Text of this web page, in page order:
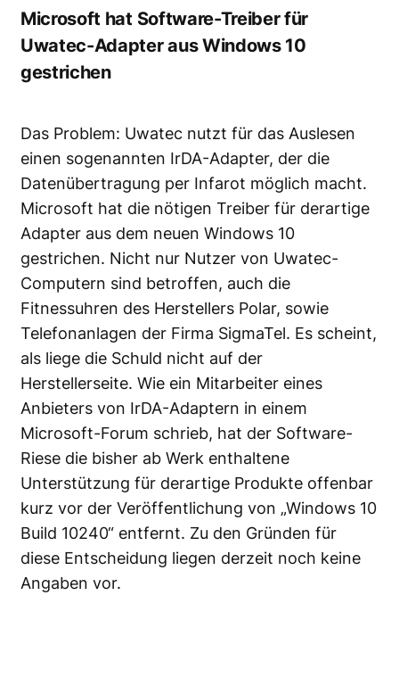
Microsoft hat Software-Treiber für
Uwatec-Adapter aus Windows 10
gestrichen
Das Problem: Uwatec nutzt für das Auslesen
einen sogenannten IrDA-Adapter, der die
Datenübertragung per Infarot möglich macht.
Microsoft hat die nötigen Treiber für derartige
Adapter aus dem neuen Windows 10
gestrichen. Nicht nur Nutzer von Uwatec-
Computern sind betroffen, auch die
Fitnessuhren des Herstellers Polar, sowie
Telefonanlagen der Firma SigmaTel. Es scheint,
als liege die Schuld nicht auf der
Herstellerseite. Wie ein Mitarbeiter eines
Anbieters von IrDA-Adaptern in einem
Microsoft-Forum schrieb, hat der Software-
Riese die bisher ab Werk enthaltene
Unterstützung für derartige Produkte offenbar
kurz vor der Veröffentlichung von „Windows 10
Build 10240“ entfernt. Zu den Gründen für
diese Entscheidung liegen derzeit noch keine
Angaben vor.